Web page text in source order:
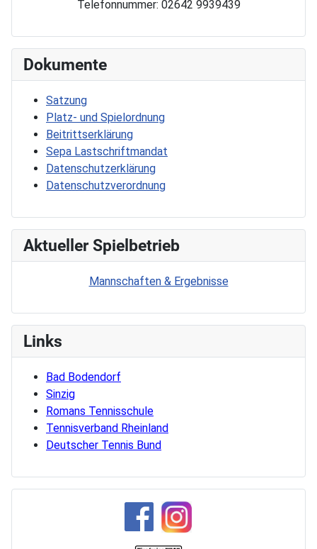
Telefonnummer: 02642 9939439
Dokumente
Satzung
Platz- und Spielordnung
Beitrittserklärung
Sepa Lastschriftmandat
Datenschutzerklärung
Datenschutzverordnung
Aktueller Spielbetrieb
Mannschaften & Ergebnisse
Links
Bad Bodendorf
Sinzig
Romans Tennisschule
Tennisverband Rheinland
Deutscher Tennis Bund